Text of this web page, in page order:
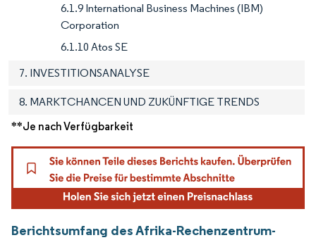
6.1.9 International Business Machines (IBM)
Corporation
6.1.10 Atos SE
7. INVESTITIONSANALYSE
8. MARKTCHANCEN UND ZUKÜNFTIGE TRENDS
**Je nach Verfügbarkeit
Berichtsumfang des Afrika-Rechenzentrum-